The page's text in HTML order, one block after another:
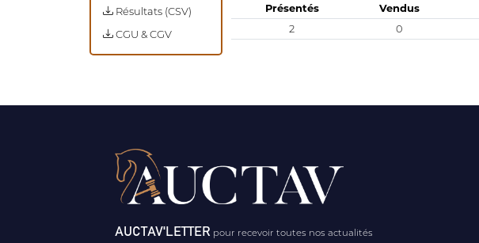
Présentés Vendus
2
0
Résultats (CSV)
CGU & CGV
AUCTAV'LETTER pour recevoir toutes nos actualités